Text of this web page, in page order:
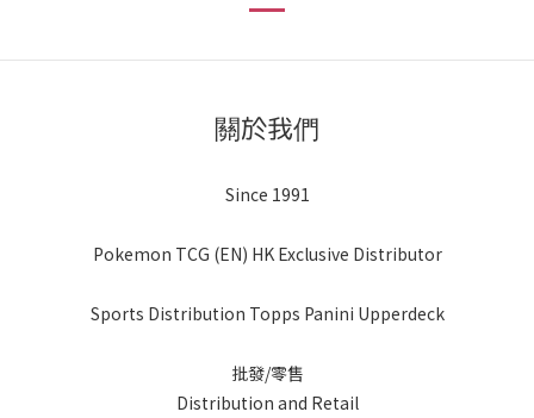
關於我們
Since 1991
Pokemon TCG (EN) HK Exclusive Distributor
Sports Distribution Topps Panini Upperdeck
批發/零售
Distribution and Retail